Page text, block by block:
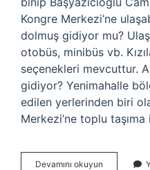
Kongre Merkezi’ne
dolmuş gidiyor mu?
otobüs, minibüs vb.
seçenekleri mevcuttur.
gidiyor? Yenimahalle
edilen yerlerinden biri
Merkezi’ne toplu
Devamını okuyun Ankamall